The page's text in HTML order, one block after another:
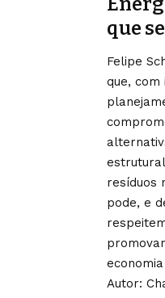
que
Felipe
que, com
resíduos
pode, e
Autor: